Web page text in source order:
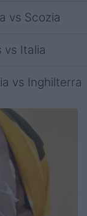
vs Scozia
vs Italia
vs Inghilterra